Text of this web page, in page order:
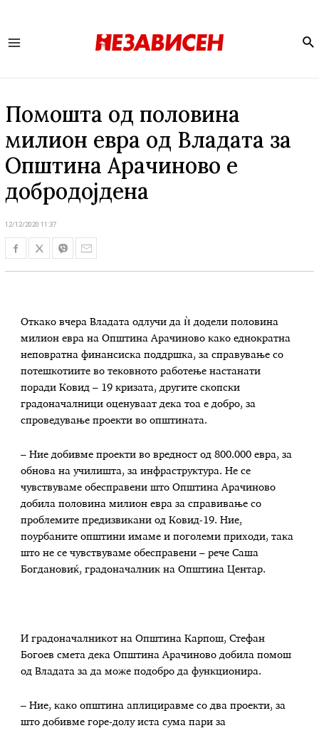
Помошта од половина
милион евра од Владата за
Општина Арачиново е
добродојдена
12/12/2020 11:37
Откако вчера Владата одлучи да ѝ додели половина
милион евра на Општина Арачиново како еднократна
неповратна финансиска поддршка, за справување со
потешкотиите во тековното работење настанати
поради Ковид – 19 кризата, другите скопски
градоначалници оценуваат дека тоа е добро, за
спроведување проекти во општината.
– Ние добивме проекти во вредност од 800.000 евра, за
обнова на училишта, за инфраструктура. Не се
чувствуваме обесправени што Општина Арачиново
добила половина милион евра за справивање со
проблемите предизвикани од Ковид-19. Ние,
поурбаните општини имаме и поголеми приходи, така
што не се чувствуваме обесправени – рече Саша
Богдановиќ, градоначалник на Општина Центар.
И градоначалникот на Општина Карпош, Стефан
Богоев смета дека Општина Арачиново добила помош
од Владата за да може подобро да функционира.
– Ние, како општина аплициравме со два проекти, за
што добивме горе-долу иста сума пари за